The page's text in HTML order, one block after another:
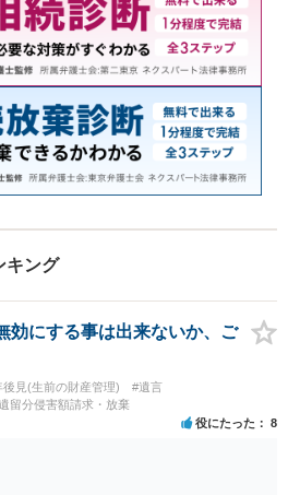
キング
効にする事は出来ないか、ご
後見(生前の財産管理)
#遺言
留分侵害額請求・放棄
役にたった 8